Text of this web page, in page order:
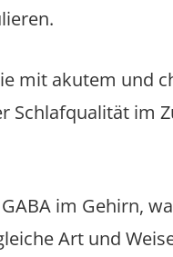
mit akutem und
Schlafqualität im
im Gehirn,
Art und